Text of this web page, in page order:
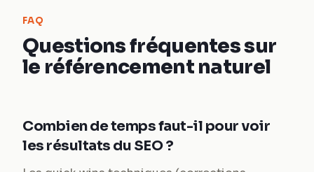
FAQ
Questions fréquentes sur
le référencement naturel
Combien de temps faut-il pour voir
les résultats du SEO ?